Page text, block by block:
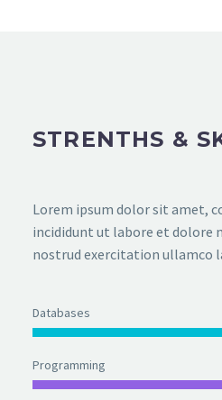
STRENTHS &
Lorem ipsum dolor sit amet,
incididunt ut labore et dolore
nostrud exercitation ullamco
Databases
Programming